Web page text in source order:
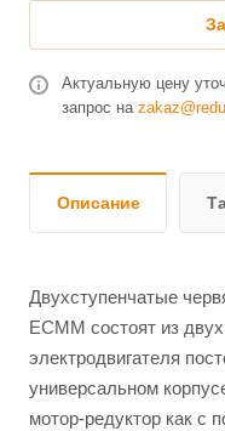
Актуальную цену
запрос на
Описание
Двухступенчатые
ЕСММ состоят из двух
электродвигателя
универсальном
мотор-редуктор как с